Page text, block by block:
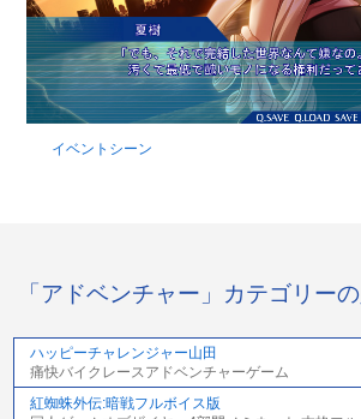
イベントシーン
「アドベンチャー」カテゴリー
ハッピーチャレンジャー山田
痛快バイクレースアドベンチャーゲーム
紅蜘蛛外伝:暗戦フルボイス版